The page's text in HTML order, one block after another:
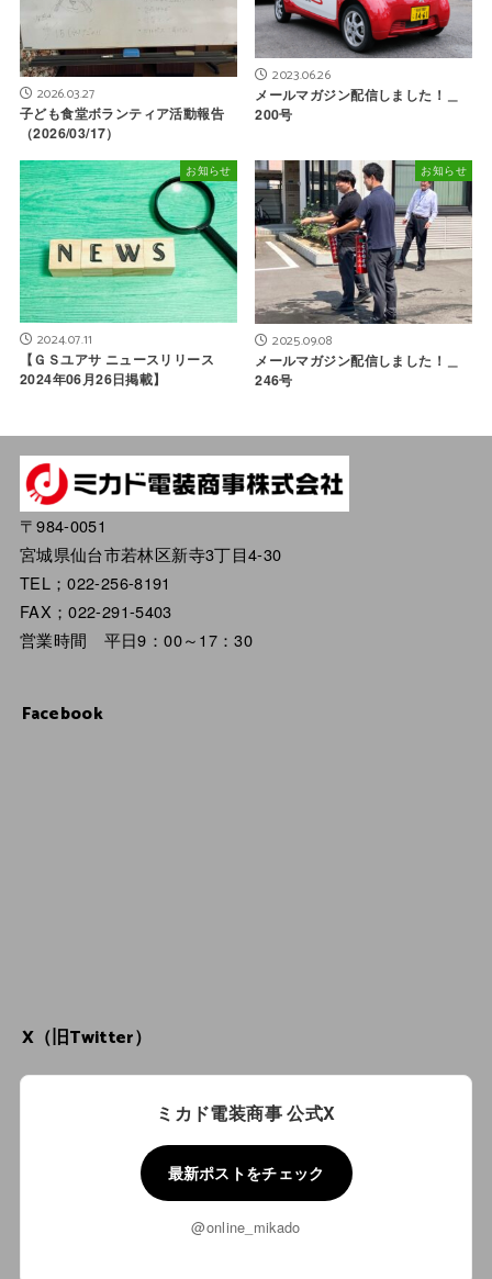
2026.03.27
子ども食堂ボランティア活動報告
（2026/03/17）
2023.06.26
メールマガジン配信しました！＿
200号
お知らせ
2024.07.11
【ＧＳユアサ ニュースリリース
2024年06月26日掲載】
お知らせ
2025.09.08
メールマガジン配信しました！＿
246号
〒984-0051
宮城県仙台市若林区新寺3丁目4-30
TEL；022-256-8191
FAX；022-291-5403
営業時間 平日9：00～17：30
Facebook
X（旧Twitter）
ミカド電装商事 公式X
最新ポストをチェック
@online_mikado